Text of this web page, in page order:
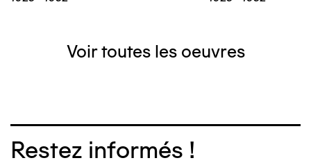
Voir toutes les oeuvres
Restez informés !